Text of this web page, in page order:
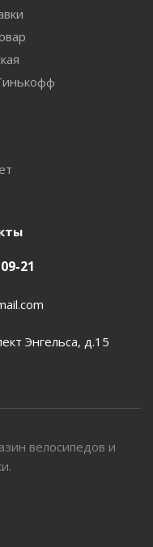
21
Энгельса, д.15
велосипедов и